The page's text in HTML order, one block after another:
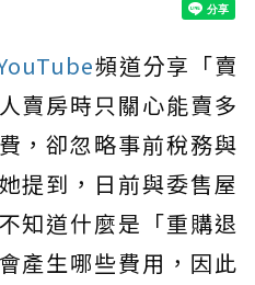
頻道分享「賣
賣房時只關心能賣多
，卻忽略事前稅務與
提到，日前與委售屋
知道什麼是「重購退
產生哪些費用，因此